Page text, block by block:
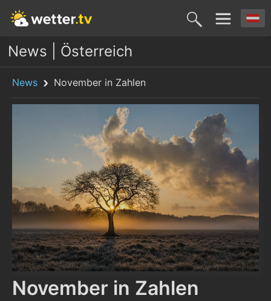
News | Österreich
News November in Zahlen
November in Zahlen